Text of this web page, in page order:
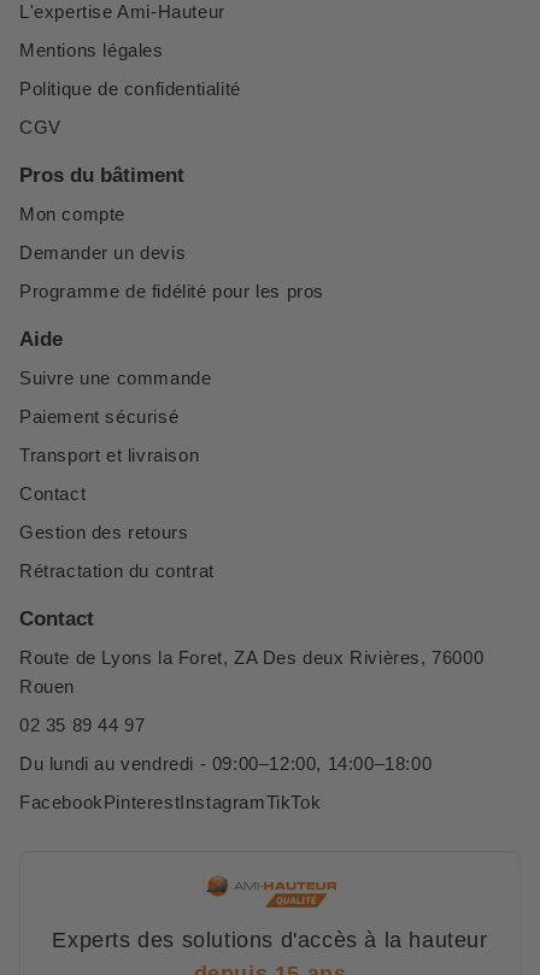
L'expertise Ami-Hauteur
Mentions légales
Politique de confidentialité
CGV
Pros du bâtiment
Mon compte
Demander un devis
Programme de fidélité pour les pros
Aide
Suivre une commande
Paiement sécurisé
Transport et livraison
Contact
Gestion des retours
Rétractation du contrat
Contact
Route de Lyons la Foret, ZA Des deux Rivières, 76000
Rouen
02 35 89 44 97
Du lundi au vendredi - 09:00–12:00, 14:00–18:00
FacebookPinterestInstagramTikTok
Experts des solutions d'accès à la hauteur